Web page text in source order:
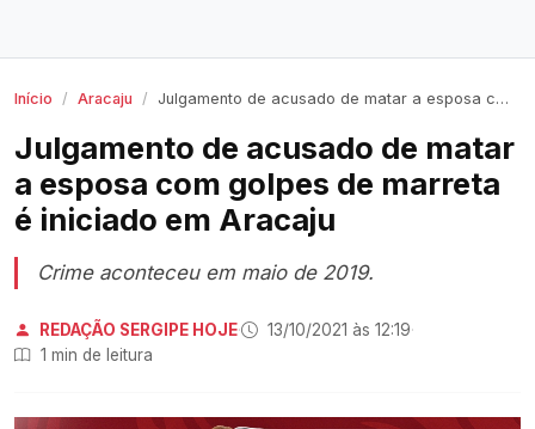
Início Aracaju Julgamento de acusado de matar a esposa com golpes de marreta é iniciado em Aracaju
Julgamento de acusado de matar
a esposa com golpes de marreta
é iniciado em Aracaju
Crime aconteceu em maio de 2019.
REDAÇÃO SERGIPE HOJE· 13/10/2021 às 12:19·
1 min de leitura